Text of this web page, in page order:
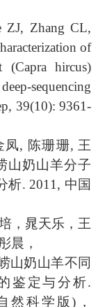
ZJ, Zhang CL,
of
hircus)
sequencing
39(10): 9361-
凤, 陈珊珊, 王
山奶山羊分子
析. 2011, 中国
，晁天乐，王
晨，
山奶山羊不同
鉴定与分析.
然科学版) ，